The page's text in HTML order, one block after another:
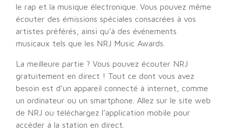
le rap et la musique électronique. Vous pouvez même
écouter des émissions spéciales consacrées à vos
artistes préférés, ainsi qu’à des événements
musicaux tels que les NRJ Music Awards.
La meilleure partie ? Vous pouvez écouter NRJ
gratuitement en direct ! Tout ce dont vous avez
besoin est d’un appareil connecté à internet, comme
un ordinateur ou un smartphone. Allez sur le site web
de NRJ ou téléchargez l’application mobile pour
accéder à la station en direct.